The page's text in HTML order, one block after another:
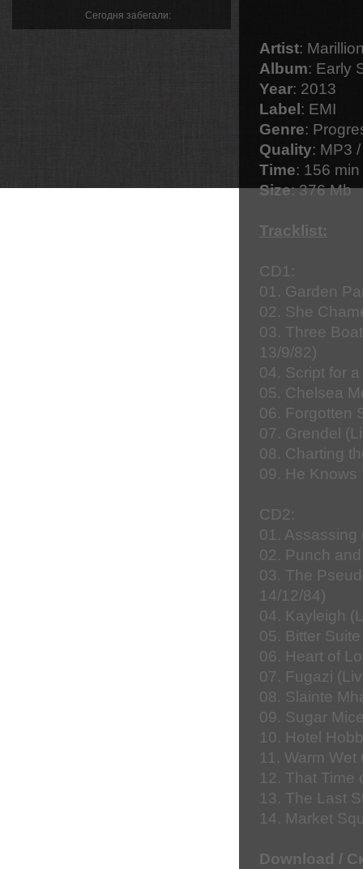
Сегодня забегали:
Artist:
Album: Early
Year: 2013
Label : EMI
Genre:
Quality: MP3
Time: 156 min
Size: 376 Mb
Tracklist:
CD1:
01. Garden
02. She
03. Three
13/9/82)
04. Script for
05. Chelsea
06. Forgotten
07. Grendel
08. Charting
09. He Knows
CD2:
01. Assassing
02. Punch
03. The
14/12/84)
04. Kayleigh
05. Bitter
06. Heart of
07. Fugazi
08. Slainte
09. Sugar
10. Hotel
11. Warm
12. That Time
13. The Last
14. Market
Download /